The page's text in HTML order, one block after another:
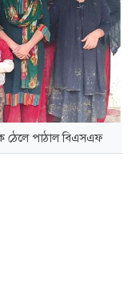
ঠেলে পাঠাল বিএসএফ